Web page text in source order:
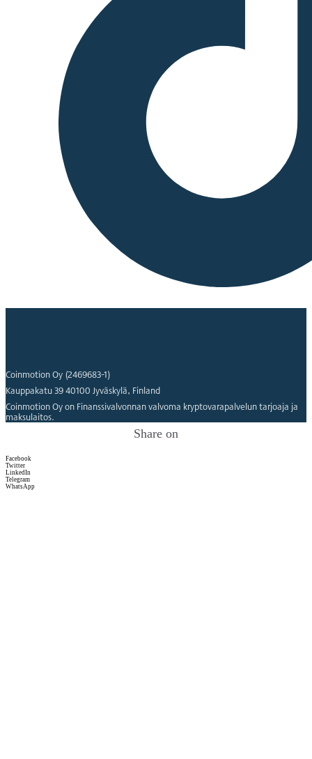
Coinmotion Oy (2469683-1)
Kauppakatu 39 40100 Jyväskylä, Finland
Coinmotion Oy on Finanssivalvonnan valvoma kryptovarapalvelun tarjoaja ja
maksulaitos.
Share on
Facebook
Twitter
LinkedIn
Telegram
WhatsApp